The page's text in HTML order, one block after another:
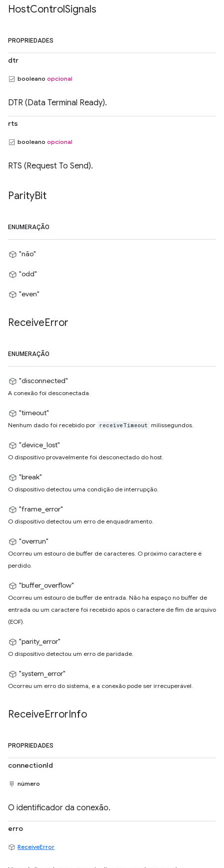
HostControlSignals
PROPRIEDADES
dtr
booleano opcional
DTR (Data Terminal Ready).
rts
booleano opcional
RTS (Request To Send).
ParityBit
ENUMERAÇÃO
"não"
"odd"
"even"
ReceiveError
ENUMERAÇÃO
"disconnected"
A conexão foi desconectada.
"timeout"
Nenhum dado foi recebido por receiveTimeout milissegundos.
"device_lost"
O dispositivo provavelmente foi desconectado do host.
"break"
O dispositivo detectou uma condição de interrupção.
"frame_error"
O dispositivo detectou um erro de enquadramento.
"overrun"
Ocorreu um estouro de buffer de caracteres. O próximo caractere é
perdido.
"buffer_overflow"
Ocorreu um estouro de buffer de entrada. Não há espaço no buffer de
entrada ou um caractere foi recebido após o caractere de fim de arquivo
(EOF).
"parity_error"
O dispositivo detectou um erro de paridade.
"system_error"
Ocorreu um erro do sistema, e a conexão pode ser irrecuperável.
ReceiveErrorInfo
PROPRIEDADES
connectionId
número
O identificador da conexão.
erro
ReceiveError